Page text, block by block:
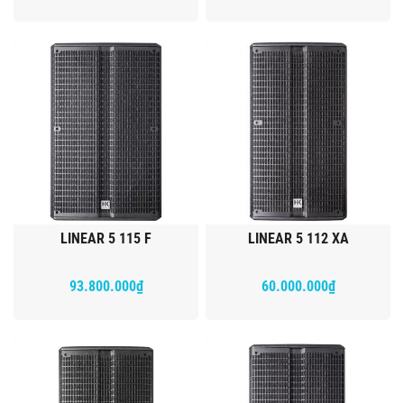
LINEAR 5 115 F
93.800.000₫
LINEAR 5 112 XA
60.000.000₫